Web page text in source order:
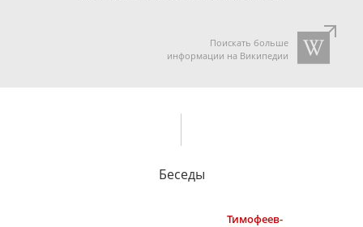
Поискать больше
информации на Википедии
Беседы
Тимофеев-